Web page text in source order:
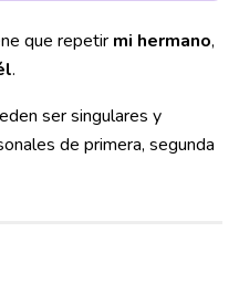
que repetir mi hermano,
.
ser singulares y
de primera, segunda